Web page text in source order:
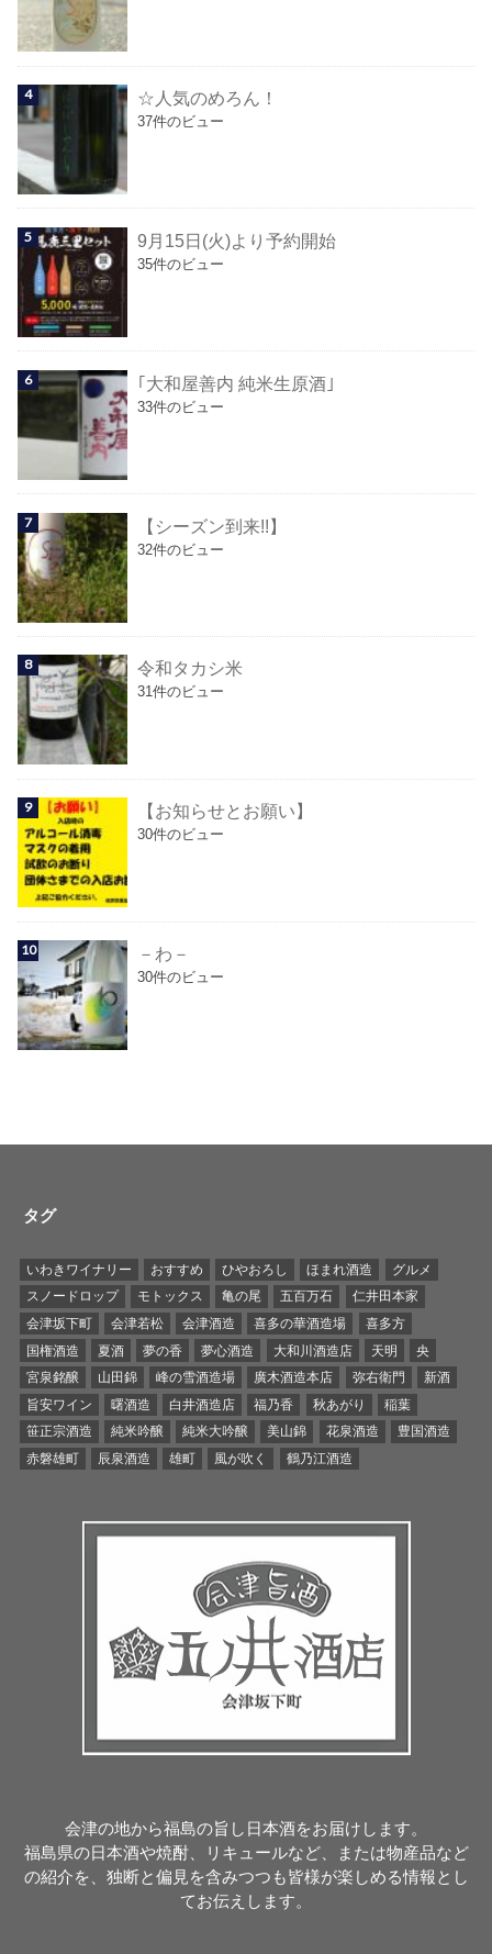
☆人気のめろん！
37件のビュー
9月15日(火)より予約開始
35件のビュー
｢大和屋善内 純米生原酒｣
33件のビュー
【シーズン到来!!】
32件のビュー
令和タカシ米
31件のビュー
【お知らせとお願い】
30件のビュー
－わ－
30件のビュー
タグ
いわきワイナリー おすすめ ひやおろし ほまれ酒造
グルメ
スノードロップ
モトックス 亀の尾 五百万石
仁井田本家
会津坂下町
会津若松 会津酒造 喜多の華酒造場
喜多方
国権酒造
夏酒 夢の香 夢心酒造 大和川酒造店 天明
央
宮泉銘醸
山田錦 峰の雪酒造場 廣木酒造本店 弥右衛門
新酒
旨安ワイン
曙酒造 白井酒造店 福乃香 秋あがり
稲葉
笹正宗酒造
純米吟醸 純米大吟醸 美山錦 花泉酒造
豊国酒造
赤磐雄町
辰泉酒造 雄町 風が吹く 鶴乃江酒造
会津の地から福島の旨し日本酒をお届けします。
福島県の日本酒や焼酎、リキュールなど、または物産品など
の紹介を、独断と偏見を含みつつも皆様が楽しめる情報とし
てお伝えします。